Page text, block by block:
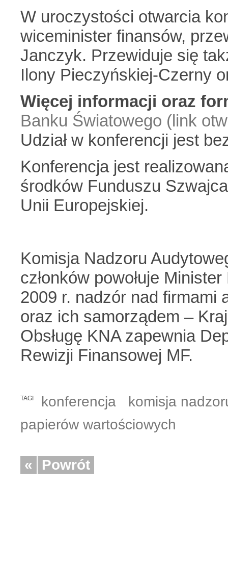
W uroczystości otwarcia
wiceminister finansów,
Janczyk. Przewiduje się
Ilony Pieczyńskiej-Czerny
Więcej informacji oraz
Banku Światowego (link
Udział w konferencji jest
Konferencja jest
środków Funduszu
Unii Europejskiej.
Komisja Nadzoru
członków powołuje
2009 r. nadzór nad firmami
oraz ich samorządem –
Obsługę KNA zapewnia
Rewizji Finansowej MF.
TAGI konferencja
komisja
papierów wartościowych
« Powrót